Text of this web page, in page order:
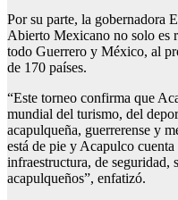
Por su parte, la gobernadora
Abierto Mexicano no solo es
todo Guerrero y México, al
de 170 países.
“Este torneo confirma que
mundial del turismo, del
acapulqueña, guerrerense y
está de pie y Acapulco
infraestructura, de seguridad,
acapulqueños”, enfatizó.